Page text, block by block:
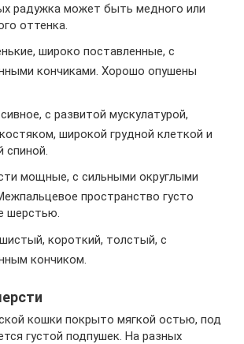
радужка может быть медного или
оттенка.
широко поставленные, с
кончиками. Хорошо опушены
с развитой мускулатурой,
широкой грудной клеткой и
спиной.
мощные, с сильными округлыми
пространство густо
шерстью.
короткий, толстый, с
кончиком.
кошки покрыто мягкой остью, под
густой подпушек. На разных